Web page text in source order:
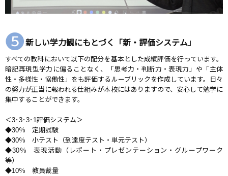
❺新しい学力観にもとづく「新・評価システム」
すべての教科において以下の配分を基本とした成績評価を行っています。
暗記再現型学力に偏ることなく、「思考力・判断力・表現力」や「主体
性・多様性・協働性」をも評価するルーブリックを作成しています。日々
の努力が正当に報われる仕組みが本校にはありますので、安心して勉学に
集中することができます。
＜3･3･3･1評価システム＞
◆30％ 定期試験
◆30％ 小テスト（到達度テスト・単元テスト）
◆30％ 表現活動（レポート・プレゼンテーション・グループワーク
等）
◆10％ 教員裁量